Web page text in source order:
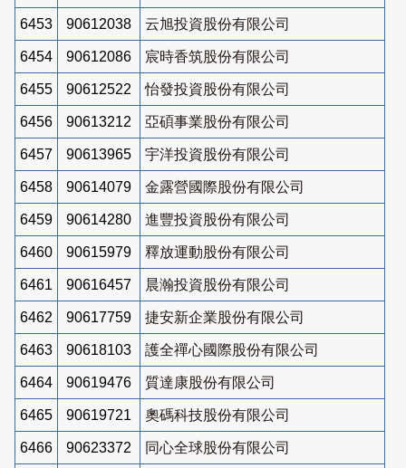
6453 90612038 云旭投資股份有限公司
6454 90612086 宸時香筑股份有限公司
6455 90612522 怡發投資股份有限公司
6456 90613212 亞碩事業股份有限公司
6457 90613965 宇洋投資股份有限公司
6458 90614079 金露營國際股份有限公司
6459 90614280 進豐投資股份有限公司
6460 90615979 釋放運動股份有限公司
6461 90616457 晨瀚投資股份有限公司
6462 90617759 捷安新企業股份有限公司
6463 90618103 護全禪心國際股份有限公司
6464 90619476 質達康股份有限公司
6465 90619721 奧碼科技股份有限公司
6466 90623372 同心全球股份有限公司